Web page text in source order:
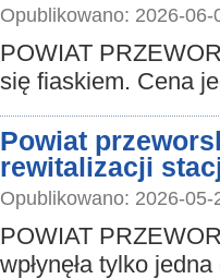
Opublikowano: 2026-
POWIAT
się fiaskiem. Cena
Powiat
rewitalizacji
Opublikowano: 2026-
POWIAT
wpłynęła tylko